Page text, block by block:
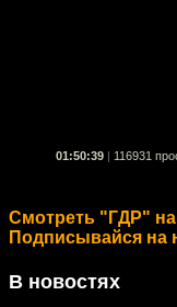
01:50:39 116931
Смотреть "ГДР"
Подписывайся на
В новостях